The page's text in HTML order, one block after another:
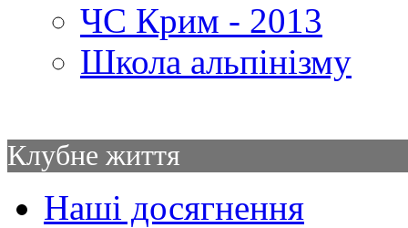
ЧС Крим - 2013
Школа альпінізму
Клубне життя
Наші досягнення